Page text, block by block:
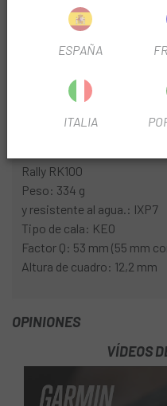
sesiones de entreno más
Rally RK100
Peso: 334 g
y resistente al agua.: IXP7
Tipo de cala: KEO
Factor Q: 53 mm (55 mm
Altura de cuadro: 12,2 mm
OPINIONES
VÍDEOS
ESPAÑA
ITALIA